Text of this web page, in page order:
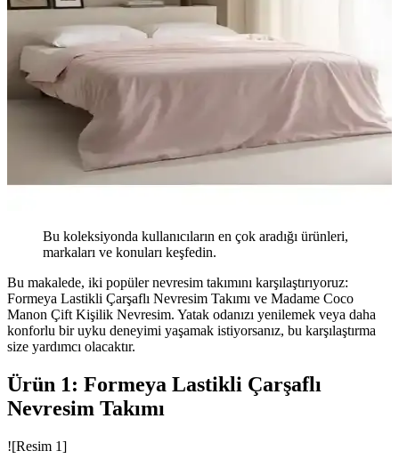
Bu koleksiyonda kullanıcıların en çok aradığı ürünleri,
markaları ve konuları keşfedin.
Bu makalede, iki popüler nevresim takımını karşılaştırıyoruz:
Formeya Lastikli Çarşaflı Nevresim Takımı ve Madame Coco
Manon Çift Kişilik Nevresim. Yatak odanızı yenilemek veya daha
konforlu bir uyku deneyimi yaşamak istiyorsanız, bu karşılaştırma
size yardımcı olacaktır.
Ürün 1: Formeya Lastikli Çarşaflı
Nevresim Takımı
![Resim 1]